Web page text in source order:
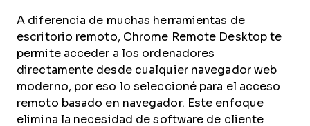
A diferencia de muchas herramientas de
escritorio remoto, Chrome Remote Desktop te
permite acceder a los ordenadores
directamente desde cualquier navegador web
moderno, por eso lo seleccioné para el acceso
remoto basado en navegador. Este enfoque
elimina la necesidad de software de cliente